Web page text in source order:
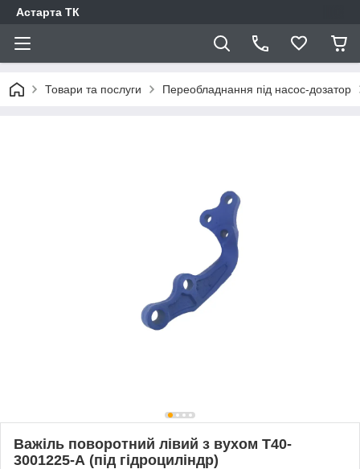
Астарта ТК
Товари та послуги Переобладнання під насос-дозатор
Важіль поворотний лівий з вухом Т40-
3001225-А (під гідроциліндр)